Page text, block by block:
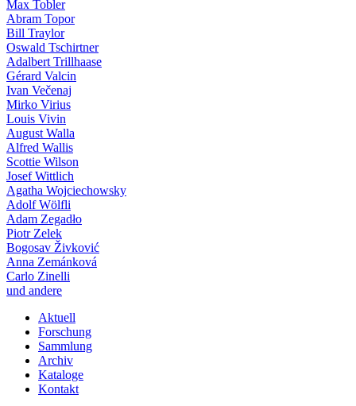
Max Tobler
Abram Topor
Bill Traylor
Oswald Tschirtner
Adalbert Trillhaase
Gérard Valcin
Ivan Večenaj
Mirko Virius
Louis Vivin
August Walla
Alfred Wallis
Scottie Wilson
Josef Wittlich
Agatha Wojciechowsky
Adolf Wölfli
Adam Zegadło
Piotr Zelek
Bogosav Živković
Anna Zemánková
Carlo Zinelli
und andere
Aktuell
Forschung
Sammlung
Archiv
Kataloge
Kontakt